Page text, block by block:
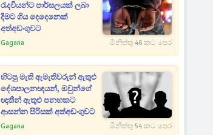
රැදවියන්ට පාර්සලයක් ලබා
දීමට ගිය දෙදෙනෙක්
අත්අඩංගුවට
Gagana මිනිත්තු 46 කට පෙර
හිටපු මැති ඇමැතිවරුන් ඇතුළු
දේශපාලනඥයන්, ඔවුන්ගේ
ඥාතීන් ඇතුළු පනහකට
ආසන්න පිරිසක් අත්අඩංගුවට
Gagana මිනිත්තු 54 කට පෙර